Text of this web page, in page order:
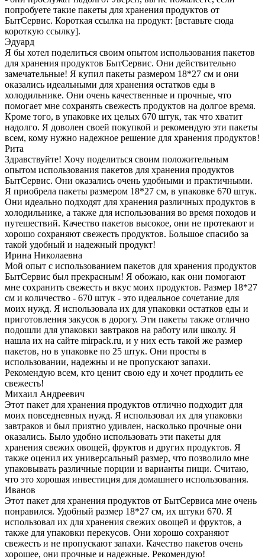
попробуете такие пакеты для хранения продуктов от
БытСервис. Короткая ссылка на продукт: [вставьте сюда
короткую ссылку].
Эдуард
Я бы хотел поделиться своим опытом использования пакетов
для хранения продуктов БытСервис. Они действительно
замечательные! Я купил пакеты размером 18*27 см и они
оказались идеальными для хранения остатков еды в
холодильнике. Они очень качественные и прочные, что
помогает мне сохранять свежесть продуктов на долгое время.
Кроме того, в упаковке их целых 670 штук, так что хватит
надолго. Я доволен своей покупкой и рекомендую эти пакеты
всем, кому нужно надежное решение для хранения продуктов!
Рита
Здравствуйте! Хочу поделиться своим положительным
опытом использования пакетов для хранения продуктов
БытСервис. Они оказались очень удобными и практичными.
Я приобрела пакеты размером 18*27 см, в упаковке 670 штук.
Они идеально подходят для хранения различных продуктов в
холодильнике, а также для использования во время походов и
путешествий. Качество пакетов высокое, они не протекают и
хорошо сохраняют свежесть продуктов. Большое спасибо за
такой удобный и надежный продукт!
Ирина Николаевна
Мой опыт с использованием пакетов для хранения продуктов
БытСервис был прекрасным! Я обожаю, как они помогают
мне сохранить свежесть и вкус моих продуктов. Размер 18*27
см и количество - 670 штук - это идеальное сочетание для
моих нужд. Я использовала их для упаковки остатков еды и
приготовления закусок в дорогу. Эти пакеты также отлично
подошли для упаковки завтраков на работу или школу. Я
нашла их на сайте mirpack.ru, и у них есть такой же размер
пакетов, но в упаковке по 25 штук. Они просты в
использовании, надежны и не пропускают запахи.
Рекомендую всем, кто ценит свою еду и хочет продлить ее
свежесть!
Михаил Андреевич
Этот пакет для хранения продуктов отлично подходит для
моих повседневных нужд. Я использовал их для упаковки
завтраков и был приятно удивлен, насколько прочные они
оказались. Было удобно использовать эти пакеты для
хранения свежих овощей, фруктов и других продуктов. Я
также оценил их универсальный размер, что позволило мне
упаковывать различные порции и варианты пищи. Считаю,
что это хорошая инвестиция для домашнего использования.
Иванов
Этот пакет для хранения продуктов от БытСервиса мне очень
понравился. Удобный размер 18*27 см, их штуки 670. Я
использовал их для хранения свежих овощей и фруктов, а
также для упаковки перекусов. Они хорошо сохраняют
свежесть и не пропускают запахи. Качество пакетов очень
хорошее, они прочные и надежные. Рекомендую!